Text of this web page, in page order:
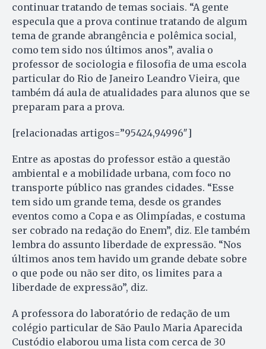
continuar tratando de temas sociais. “A gente
especula que a prova continue tratando de algum
tema de grande abrangência e polêmica social,
como tem sido nos últimos anos”, avalia o
professor de sociologia e filosofia de uma escola
particular do Rio de Janeiro Leandro Vieira, que
também dá aula de atualidades para alunos que se
preparam para a prova.
[relacionadas artigos=”95424,94996″]
Entre as apostas do professor estão a questão
ambiental e a mobilidade urbana, com foco no
transporte público nas grandes cidades. “Esse
tem sido um grande tema, desde os grandes
eventos como a Copa e as Olimpíadas, e costuma
ser cobrado na redação do Enem”, diz. Ele também
lembra do assunto liberdade de expressão. “Nos
últimos anos tem havido um grande debate sobre
o que pode ou não ser dito, os limites para a
liberdade de expressão”, diz.
A professora do laboratório de redação de um
colégio particular de São Paulo Maria Aparecida
Custódio elaborou uma lista com cerca de 30